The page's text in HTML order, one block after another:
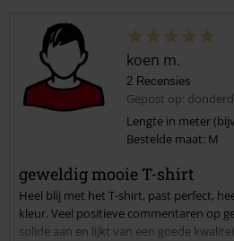
koen m.
2 Recensies
Gepost op:
Lengte in meter
Bestelde maat: M
geweldig mooie T-shirt
Heel blij met het T-shirt, past perfect,
kleur. Veel positieve commentaren op
solide aan en lijkt van een goede